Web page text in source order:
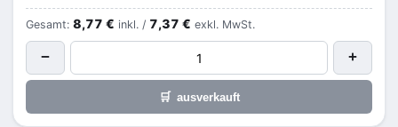
Gesamt: 8,77 € inkl. / 7,37 € exkl. MwSt.
− +
🛒 ausverkauft